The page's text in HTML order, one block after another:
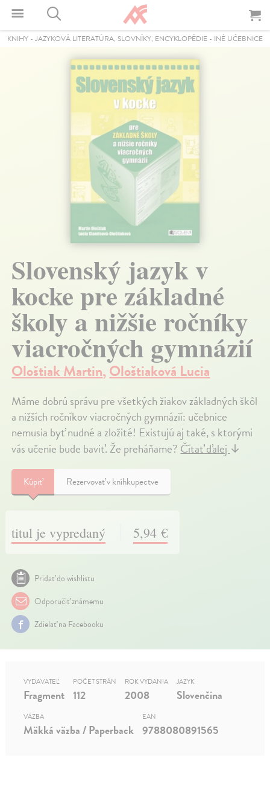
KNIHY - JAZYKOVÁ LITERATÚRA, SLOVNÍKY, ENCYKLOPÉDIE - INÉ UČEBNICE
Slovenský jazyk v
kocke pre základné
školy a nižšie ročníky
viacročných gymnázií
Ološtiak Martin,Ološtiaková Lucia
Máme dobrú správu pre všetkých žiakov základných škôl
a nižších ročníkov viacročných gymnázií: učebnice
nemusia byť nudné a zložité! Existujú aj také, s ktorými
vás učenie bude baviť. Že preháňame?Čítať ďalej↓
Kúpiť Rezervovať v kníhkupectve
titul je vypredaný 5,94 €
Pridať do wishlistu
Odporučiť známemu
Zdielať na Facebooku
VYDAVATEĽ
Fragment
POČET STRÁN
112
ROK VYDANIA
2008
JAZYK
Slovenčina
VÄZBA
Mäkká väzba / Paperback
EAN
9788080891565